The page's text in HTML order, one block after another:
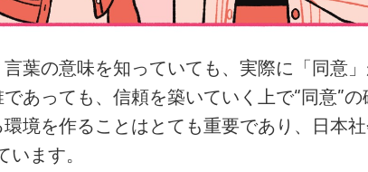
葉の意味を知っていても、実際に「同意
あっても、信頼を築いていく上で“同意”
境を作ることはとても重要であり、日本
ます。